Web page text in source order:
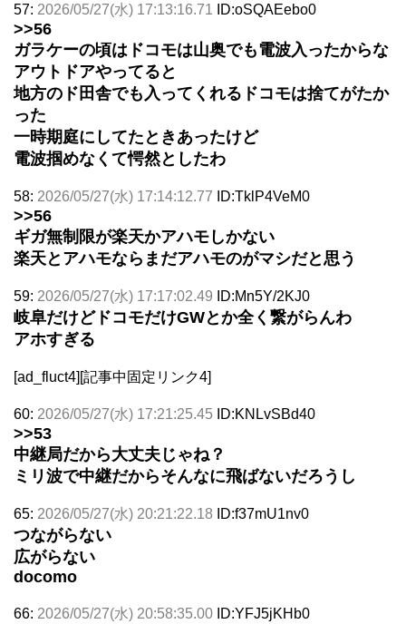
57: 2026/05/27(水) 17:13:16.71 ID:oSQAEebo0
>>56
ガラケーの頃はドコモは山奥でも電波入ったからな
アウトドアやってると
地方のド田舎でも入ってくれるドコモは捨てがたか
った
一時期庭にしてたときあったけど
電波掴めなくて愕然としたわ
58: 2026/05/27(水) 17:14:12.77 ID:TklP4VeM0
>>56
ギガ無制限が楽天かアハモしかない
楽天とアハモならまだアハモのがマシだと思う
59: 2026/05/27(水) 17:17:02.49 ID:Mn5Y/2KJ0
岐阜だけどドコモだけGWとか全く繋がらんわ
アホすぎる
[ad_fluct4][記事中固定リンク4]
60: 2026/05/27(水) 17:21:25.45 ID:KNLvSBd40
>>53
中継局だから大丈夫じゃね？
ミリ波で中継だからそんなに飛ばないだろうし
65: 2026/05/27(水) 20:21:22.18 ID:f37mU1nv0
つながらない
広がらない
docomo
66: 2026/05/27(水) 20:58:35.00 ID:YFJ5jKHb0